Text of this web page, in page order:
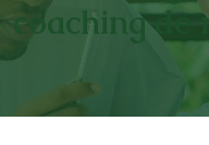
coaching de